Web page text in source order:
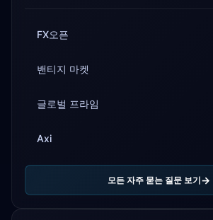
FX오픈
밴티지 마켓
글로벌 프라임
Axi
모든 자주 묻는 질문 보기